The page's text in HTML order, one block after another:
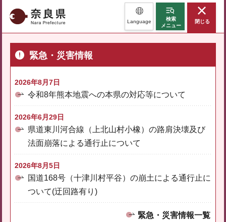
奈良県 Language
検索
メニュー
閉じる
緊急・災害情報
2026年8月7日
令和8年熊本地震への本県の対応等について
2026年6月29日
県道東川河合線（上北山村小橡）の路肩決壊及び
法面崩落による通行止について
2026年8月5日
国道168号（十津川村平谷）の崩土による通行止に
ついて(迂回路有り)
緊急・災害情報一覧